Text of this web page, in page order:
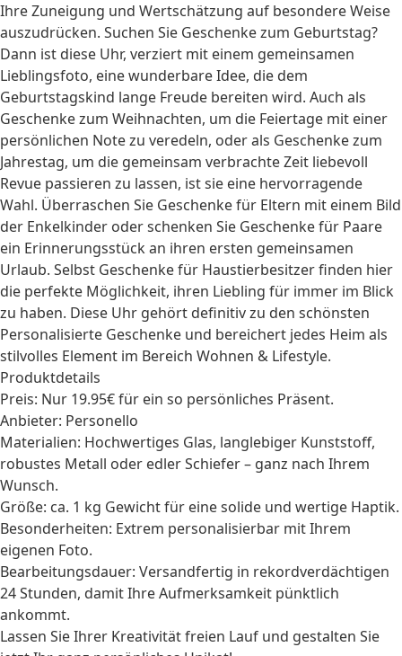
Ihre Zuneigung und Wertschätzung auf besondere Weise
auszudrücken. Suchen Sie Geschenke zum Geburtstag?
Dann ist diese Uhr, verziert mit einem gemeinsamen
Lieblingsfoto, eine wunderbare Idee, die dem
Geburtstagskind lange Freude bereiten wird. Auch als
Geschenke zum Weihnachten, um die Feiertage mit einer
persönlichen Note zu veredeln, oder als Geschenke zum
Jahrestag, um die gemeinsam verbrachte Zeit liebevoll
Revue passieren zu lassen, ist sie eine hervorragende
Wahl. Überraschen Sie Geschenke für Eltern mit einem Bild
der Enkelkinder oder schenken Sie Geschenke für Paare
ein Erinnerungsstück an ihren ersten gemeinsamen
Urlaub. Selbst Geschenke für Haustierbesitzerfinden hier
die perfekte Möglichkeit, ihren Liebling für immer im Blick
zu haben. Diese Uhr gehört definitiv zu den schönsten
Personalisierte Geschenke und bereichert jedes Heim als
stilvolles Element im Bereich Wohnen & Lifestyle.
Produktdetails
Preis: Nur 19.95€ für ein so persönliches Präsent.
Anbieter: Personello
Materialien: Hochwertiges Glas, langlebiger Kunststoff,
robustes Metall oder edler Schiefer – ganz nach Ihrem
Wunsch.
Größe: ca. 1 kg Gewicht für eine solide und wertige Haptik.
Besonderheiten: Extrem personalisierbar mit Ihrem
eigenen Foto.
Bearbeitungsdauer: Versandfertig in rekordverdächtigen
24 Stunden, damit Ihre Aufmerksamkeit pünktlich
ankommt.
Lassen Sie Ihrer Kreativität freien Lauf und gestalten Sie